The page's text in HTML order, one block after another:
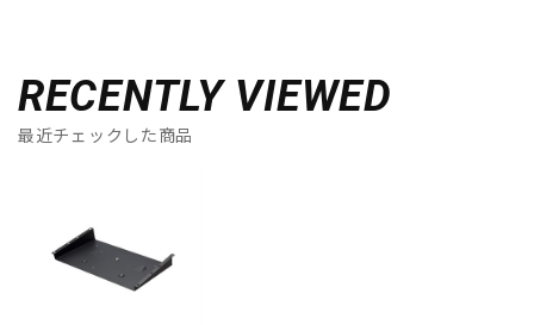
RECENTLY VIEWED
最近チェックした商品